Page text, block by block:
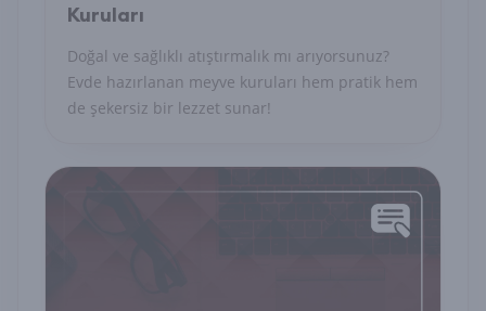
Kuruları
Doğal ve sağlıklı atıştırmalık mı arıyorsunuz?
Evde hazırlanan meyve kuruları hem pratik hem
de şekersiz bir lezzet sunar!